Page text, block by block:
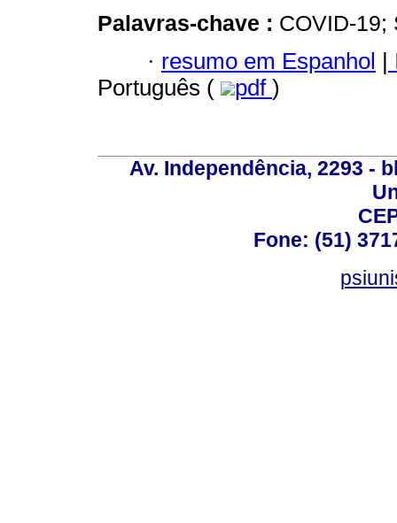
Palavras-chave : COVID-19;
· resumo em Espanhol |
Português (
pdf )
Av. Independência, 2293 -
Fone: (51)